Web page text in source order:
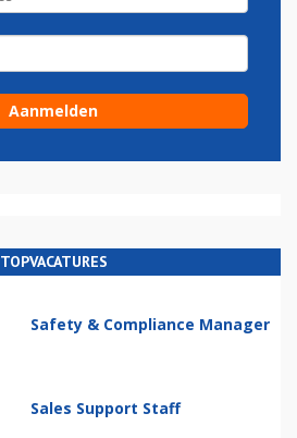
TOPVACATURES
Safety & Compliance Manager
Sales Support Staff